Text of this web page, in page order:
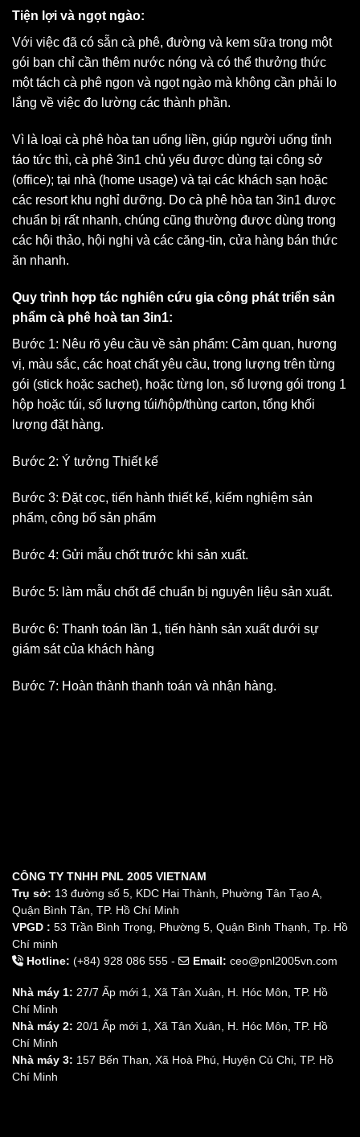
Tiện lợi và ngọt ngào:
Với việc đã có sẵn cà phê, đường và kem sữa trong một
gói bạn chỉ cần thêm nước nóng và có thể thưởng thức
một tách cà phê ngon và ngọt ngào mà không cần phải lo
lắng về việc đo lường các thành phần.
Vì là loại cà phê hòa tan uống liền, giúp người uống tỉnh
táo tức thì, cà phê 3in1 chủ yếu được dùng tại công sở
(office); tại nhà (home usage) và tại các khách sạn hoặc
các resort khu nghỉ dưỡng. Do cà phê hòa tan 3in1 được
chuẩn bị rất nhanh, chúng cũng thường được dùng trong
các hội thảo, hội nghị và các căng-tin, cửa hàng bán thức
ăn nhanh.
Quy trình hợp tác nghiên cứu gia công phát triển sản
phẩm cà phê hoà tan 3in1:
Bước 1: Nêu rõ yêu cầu về sản phẩm: Cảm quan, hương
vị, màu sắc, các hoạt chất yêu cầu, trọng lượng trên từng
gói (stick hoặc sachet), hoặc từng lon, số lượng gói trong 1
hộp hoặc túi, số lượng túi/hộp/thùng carton, tổng khối
lượng đặt hàng.
Bước 2: Ý tưởng Thiết kế
Bước 3: Đặt cọc, tiến hành thiết kế, kiểm nghiệm sản
phẩm, công bố sản phẩm
Bước 4: Gửi mẫu chốt trước khi sản xuất.
Bước 5: làm mẫu chốt để chuẩn bị nguyên liệu sản xuất.
Bước 6: Thanh toán lần 1, tiến hành sản xuất dưới sự
giám sát của khách hàng
Bước 7: Hoàn thành thanh toán và nhận hàng.
CÔNG TY TNHH PNL 2005 VIETNAM
Trụ sở: 13 đường số 5, KDC Hai Thành, Phường Tân Tạo A,
Quận Bình Tân, TP. Hồ Chí Minh
VPGD : 53 Trần Bình Trọng, Phường 5, Quận Bình Thạnh, Tp. Hồ
Chí minh
Hotline: (+84) 928 086 555 - Email: ceo@pnl2005vn.com
Nhà máy 1: 27/7 Ấp mới 1, Xã Tân Xuân, H. Hóc Môn, TP. Hồ
Chí Minh
Nhà máy 2: 20/1 Ấp mới 1, Xã Tân Xuân, H. Hóc Môn, TP. Hồ
Chí Minh
Nhà máy 3: 157 Bến Than, Xã Hoà Phú, Huyện Củ Chi, TP. Hồ
Chí Minh